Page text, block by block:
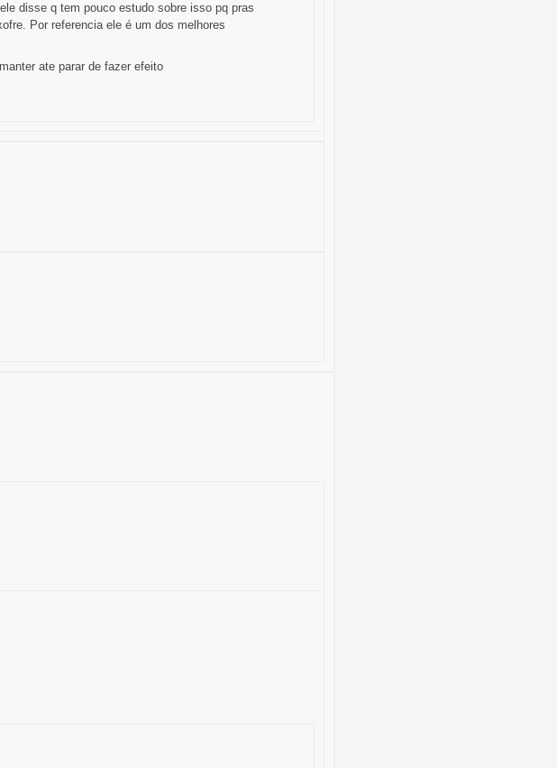
disse q tem pouco estudo sobre isso pq pras
Por referencia ele é um dos melhores
ate parar de fazer efeito